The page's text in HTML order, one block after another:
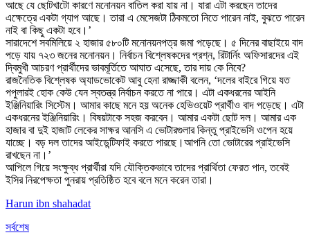
আছে যে ছোটখাটো কারণে মনোনয়ন বাতিল করা যায় না। যারা এটা করছেন তাদের
এক্ষেত্রে একটা গ্যাপ আছে। তারা এ মেসেজটা ঠিকমতো নিতে পারেন নাই, বুঝতে পারেন
নাই বা কিছু একটা হবে।’
সারাদেশে সবমিলিয়ে ২ হাজার ৫৮০টি মনোনয়নপত্র জমা পড়েছে। ৫ দিনের বাছাইয়ে বাদ
পড়ে যায় ৭২৩ জনের মনোনয়ন। নির্বাচন বিশ্লেষকদের প্রশ্ন, রিটার্নিং অফিসারদের এই
দ্বিমুখী আচরণ প্রার্থীদের ভাবমূর্তিতে আঘাত এসেছে, তার দায় কে নিবে?
রাজনৈতিক বিশ্লেষক অ্যাডভোকেট আবু হেনা রাজ্জাকী বলেন, ‘দলের বাইরে গিয়ে যত
পপুলারই হোক কেউ যেন স্বতন্ত্র নির্বাচন করতে না পারে। এটা একধরনের আইনি
ইঞ্জিনিয়ারিং সিস্টেম। আমার কাছে মনে হয় অনেক হেভিওয়েট প্রার্থীও বাদ পড়েছে। এটা
একধরনের ইঞ্জিনিয়ারিং। বিষয়টাকে সহজ করবেন। আমার একটা ছোট দল। আমার এক
হাজার বা দুই হাজাট লেকের সাক্ষর আনসি এ ভোটারগুলার কিন্তু প্রাইভেসি ওপেন হয়ে
যাচ্ছে। বড় দল তাদের আইডেন্টিফাই করতে পারছে।আপনি তো ভোটারের প্রাইভেসি
রাখছেন না।’
আপিলে গিয়ে সংক্ষুব্ধ প্রার্থীরা যদি যৌক্তিকভাবে তাদের প্রার্থিতা ফেরত পান, তবেই
ইসির নিরপেক্ষতা পুনরায় প্রতিষ্ঠিত হবে বলে মনে করেন তারা।
Harun ibn shahadat
সর্বশেষ